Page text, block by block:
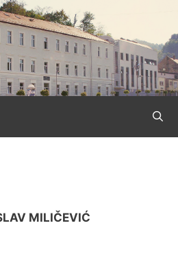
MILIČEVIĆ